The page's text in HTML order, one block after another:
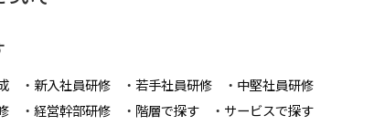
新入社員研修 若手社員研修
中堅社員研修
経営幹部研修 階層で探す サービスで探す